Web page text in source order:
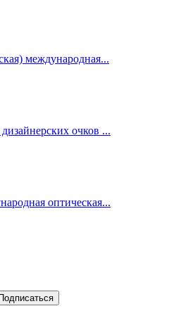
международная...
очков ...
оптическая...
Подписаться